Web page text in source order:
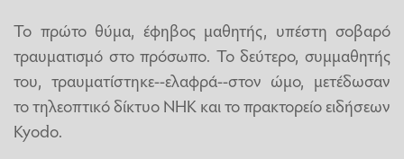
Το πρώτο θύμα, έφηβος μαθητής, υπέστη σοβαρό
τραυματισμό στο πρόσωπο. Το δεύτερο, συμμαθητής
του, τραυματίστηκε--ελαφρά--στον ώμο, μετέδωσαν
το τηλεοπτικό δίκτυο NHK και το πρακτορείο ειδήσεων
Kyodo.